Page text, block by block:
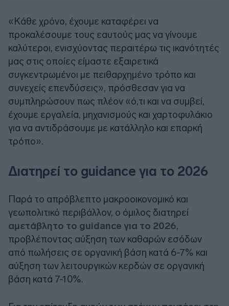
«Κάθε χρόνο, έχουμε καταφέρει να
προκαλέσουμε τους εαυτούς μας να γίνουμε
καλύτεροι, ενισχύοντας περαιτέρω τις ικανότητές
μας στις οποίες είμαστε εξαιρετικά
συγκεντρωμένοι με πειθαρχημένο τρόπο και
συνεχείς επενδύσεις», πρόσθεσαν για να
συμπληρώσουν πως πλέον «ό,τι και να συμβεί,
έχουμε εργαλεία, μηχανισμούς και χαρτοφυλάκιο
για να αντιδράσουμε με κατάλληλο και επαρκή
τρόπο».
Διατηρεί το guidance για το 2026
Παρά το απρόβλεπτο μακροοικονομικό και
γεωπολιτικό περιβάλλον, ο όμιλος διατηρεί
αμετάβλητο το guidance για το 2026,
προβλέποντας αύξηση των καθαρών εσόδων
από πωλήσεις σε οργανική βάση κατά 6-7% και
αύξηση των λειτουργικών κερδών σε οργανική
βάση κατά 7-10%.